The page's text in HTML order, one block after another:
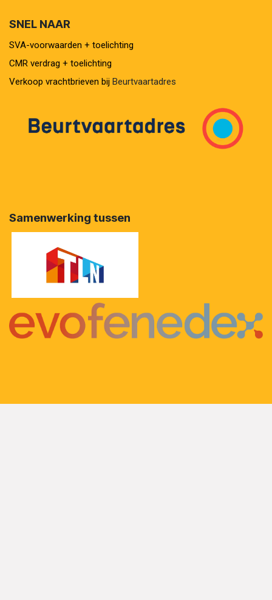
SNEL NAAR
SVA-voorwaarden + toelichting
CMR verdrag + toelichting
Verkoop vrachtbrieven bij Beurtvaartadres
Samenwerking tussen